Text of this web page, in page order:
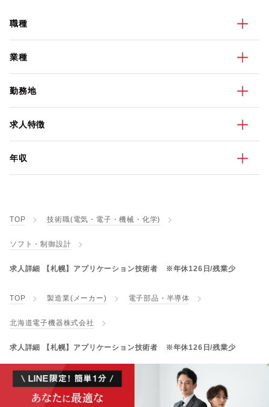
職種
業種
勤務地
求人特徴
年収
TOP 技術職(電気・電子・機械・化学)
ソフト・制御設計
求人詳細 【札幌】アプリケーション技術者 ※年休126日/残業少
TOP 製造業(メーカー) 電子部品・半導体
北海道電子機器株式会社
求人詳細 【札幌】アプリケーション技術者 ※年休126日/残業少